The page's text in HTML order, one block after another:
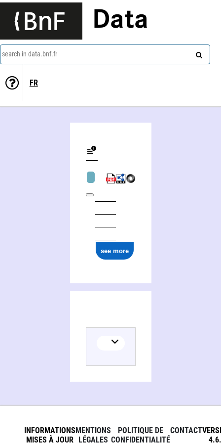
Data
search in data.bnf.fr
FR
see more
INFORMATIONS
MISES À JOUR
MENTIONS
LÉGALES
POLITIQUE DE
CONFIDENTIALITÉ
CONTACT